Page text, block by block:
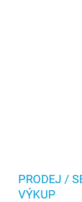
PRODEJ /
VÝKUP